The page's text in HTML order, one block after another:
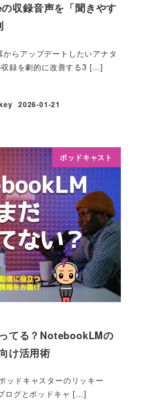
収録音声を「聞きやす
らアップデートしたいアナタ
録を劇的に改善する3 […]
2026-01-21
ポッドキャスト
てる？NotebookLMの
け活用術
ッドキャスターのリッキー
ログとポッドキャ […]